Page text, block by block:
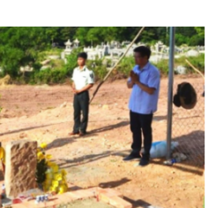
Thời sự
Thời sự 6h
Thời sự 12h
Thời sự 18h
Thời sự 21h30
Bản tin
Chuyên mục